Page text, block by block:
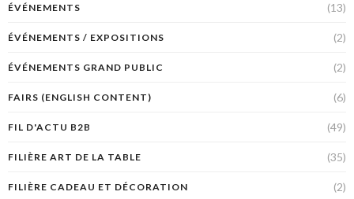
ÉVÉNEMENTS (13)
ÉVÉNEMENTS / EXPOSITIONS (2)
ÉVÉNEMENTS GRAND PUBLIC (2)
FAIRS (ENGLISH CONTENT) (6)
FIL D'ACTU B2B (49)
FILIÈRE ART DE LA TABLE (35)
FILIÈRE CADEAU ET DÉCORATION (2)